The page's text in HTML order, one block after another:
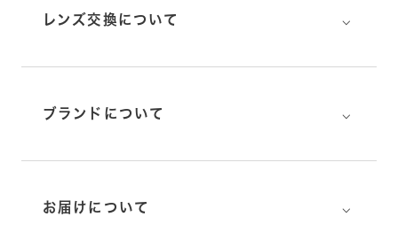
レンズ交換について ⌵
ブランドについて ⌵
お届けについて ⌵